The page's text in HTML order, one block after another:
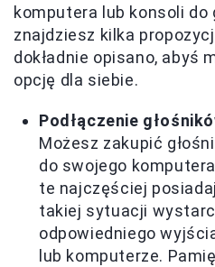
komputera lub konsoli do
znajdziesz kilka
dokładnie opisano, abyś
opcję dla siebie.
Podłączenie
Możesz zakupić
do swojego
te najczęściej
takiej sytuacji
odpowiedniego
lub komputerze.